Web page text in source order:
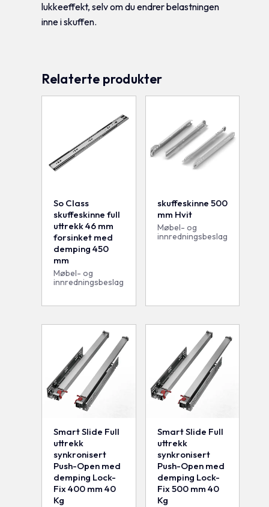
lukkeeffekt, selv om du endrer belastningen
inne i skuffen.
Relaterte produkter
So Class
skuffeskinne full
uttrekk 46 mm
forsinket med
demping 450
mm
Møbel- og
innredningsbeslag
skuffeskinne 500
mm Hvit
Møbel- og
innredningsbeslag
Smart Slide Full
uttrekk
synkronisert
Push-Open med
demping Lock-
Fix 400 mm 40
Kg
Smart Slide Full
uttrekk
synkronisert
Push-Open med
demping Lock-
Fix 500 mm 40
Kg